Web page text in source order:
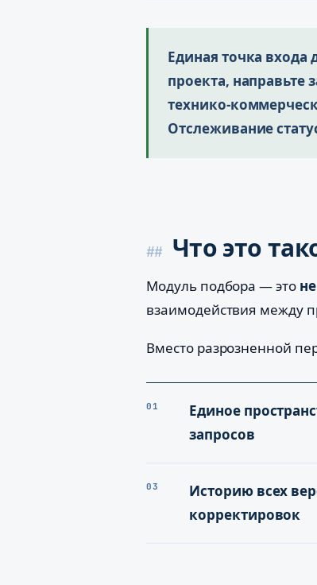
Единая точка входа
проекта, направьте
технико-
Отслеживание
Что это
Модуль подбора — это
взаимодействия между
Вместо разрозненной
01
Единое
запросов
03
Историю всех
корректировок